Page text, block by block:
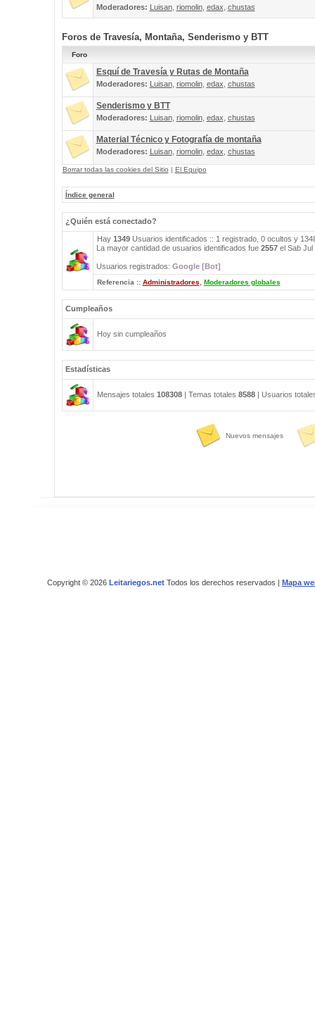
Moderadores: Luisan, riomolin, edax chustas
Foros de Travesía, Montaña, Senderismo y BTT
Foro
Esquí de Travesía y Rutas de Montaña
Moderadores: Luisan, riomolin, edax chustas
Senderismo y BTT
Moderadores: Luisan, riomolin, edax chustas
Material Técnico y Fotografía de montaña
Moderadores: Luisan, riomolin, edax chustas
Borrar todas las cookies del Sitio | El Equipo
Índice general
¿Quién está conectado?
Hay 1349Usuarios identificados :: 1 registrado, 0 ocultos y
La mayor cantidad de usuarios identificados fue 2557el Sab Jul
Usuarios registrados: Google [Bot]
Referencia :: Administradores Moderadores globales
Cumpleaños
Hoy sin cumpleaños
Estadísticas
Mensajes totales 108308| Temas totales 8588| Usuarios
Nuevos mensajes
Copyright © 2026 Leitariegos.netTodos los derechos reservados | Mapa